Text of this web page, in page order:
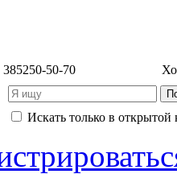
385250-50-70
Искать только в открытой